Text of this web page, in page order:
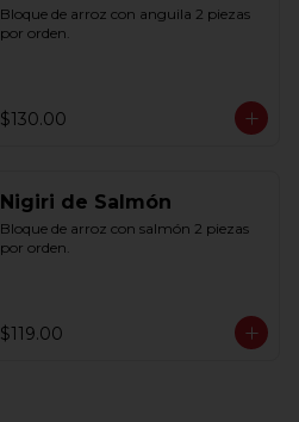
Bloque de arroz con anguila 2 piezas
por orden.
$130.00
Nigiri de Salmón
Bloque de arroz con salmón 2 piezas
por orden.
$119.00